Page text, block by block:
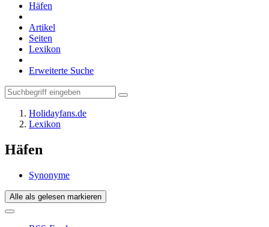
Häfen
Artikel
Seiten
Lexikon
Erweiterte Suche
Holidayfans.de
Lexikon
Häfen
Synonyme
Alle als gelesen markieren